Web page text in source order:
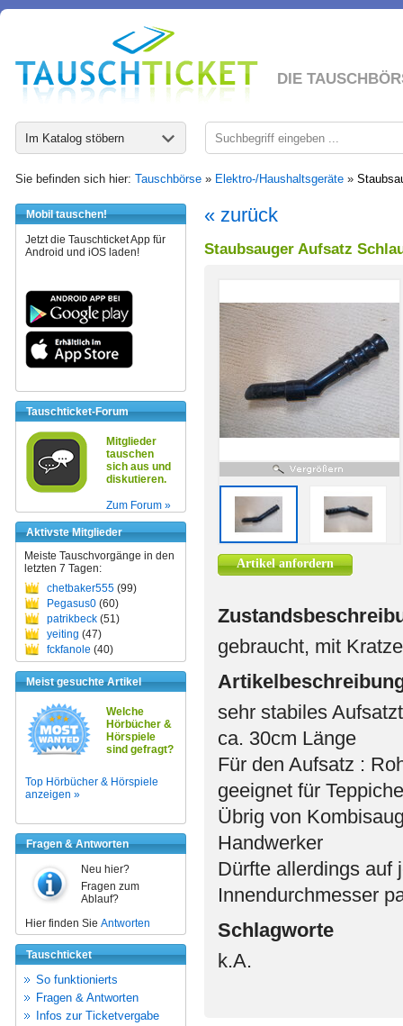
DIE
Im Katalog stöbern
Sie befinden sich hier: Tauschbörse » Elektro-/Haushaltsgeräte »
Mobil tauschen!
Jetzt die Tauschticket App für
Android und iOS laden!
Tauschticket-Forum
Mitglieder
tauschen
sich aus und
diskutieren.
Zum Forum »
Aktivste Mitglieder
Meiste Tauschvorgänge in den
letzten 7 Tagen:
chetbaker555 (99)
Pegasus0 (60)
patrikbeck (51)
yeiting (47)
fckfanole (40)
Meist gesuchte Artikel
Welche
Hörbücher &
Hörspiele
sind gefragt?
Top Hörbücher & Hörspiele
anzeigen »
Fragen & Antworten
Neu hier?
Fragen zum
Ablauf?
Hier finden Sie Antworten
Tauschticket
So funktionierts
Fragen & Antworten
Infos zur Ticketvergabe
« zurück
Staubsauger Aufsatz
Artikel anfordern
gebraucht, mit
sehr stabiles
ca. 30cm Länge
Für den Aufsatz :
geeignet für
Übrig von
Handwerker
Dürfte allerdings auf
Innendurchmesser
Schlagworte
k.A.